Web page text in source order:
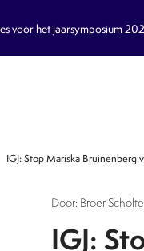
voor het jaarsymposium
chevron_right
IGJ: Stop Mariska Bruinenberg
Door: Broer
IGJ: